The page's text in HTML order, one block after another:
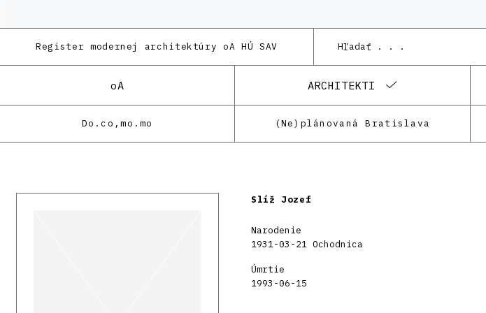
Register modernej architektúry oA HÚ SAV
oA ARCHITEKTI
Do.co,mo.mo (Ne)plánovaná Bratislava
Slíž Jozef
Narodenie
1931-03-21 Ochodnica
Úmrtie
1993-06-15